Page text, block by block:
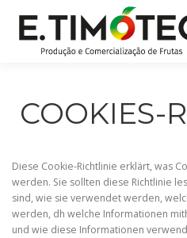
springen
COOKIES-
Diese Cookie-Richtlinie erklärt, was
werden. Sie sollten diese Richtlinie
sind, wie sie verwendet werden,
werden, dh welche Informationen
und wie diese Informationen